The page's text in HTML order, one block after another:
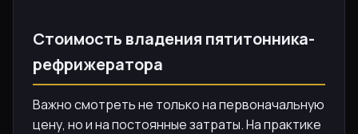
Стоимость владения пятитонника-
рефрижератора
Важно смотреть не только на первоначальную
цену, но и на постоянные затраты. На практике